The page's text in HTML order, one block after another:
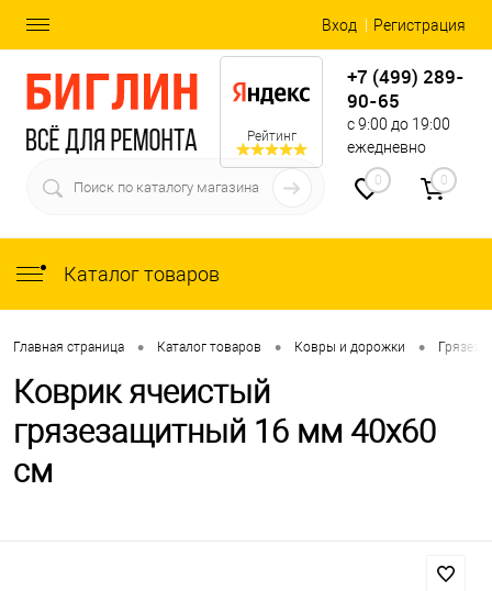
Вход Регистрация
Рейтинг
+7 (499) 289-
90-65
с 9:00 до 19:00
ежедневно
0 0
Каталог товаров
Главная страница • Каталог товаров • Ковры и дорожки •
Коврик ячеистый
грязезащитный 16 мм 40x60
см